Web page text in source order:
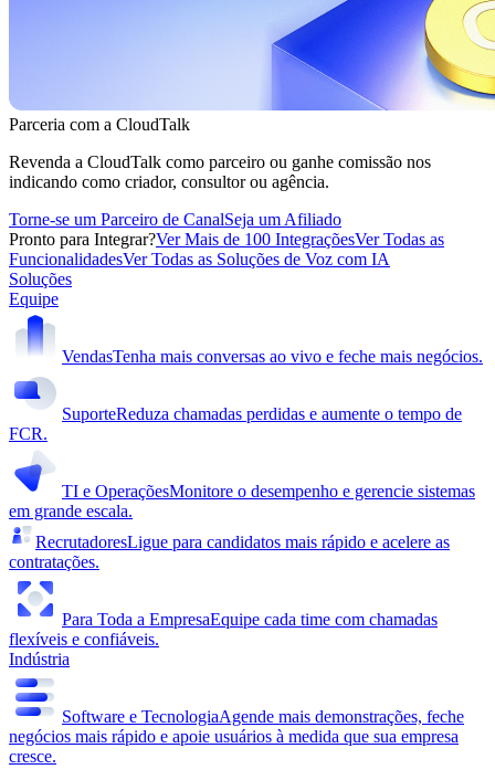
Parceria com a CloudTalk
Revenda a CloudTalk como parceiro ou ganhe comissão nos
indicando como criador, consultor ou agência.
Torne-se um Parceiro de CanalSeja um Afiliado
Pronto para Integrar?Ver Mais de 100 IntegraçõesVer Todas as
FuncionalidadesVer Todas as Soluções de Voz com IA
Soluções
Equipe
VendasTenha mais conversas ao vivo e feche mais negócios.
SuporteReduza chamadas perdidas e aumente o tempo de
FCR.
TI e OperaçõesMonitore o desempenho e gerencie sistemas
em grande escala.
RecrutadoresLigue para candidatos mais rápido e acelere as
contratações.
Para Toda a EmpresaEquipe cada time com chamadas
flexíveis e confiáveis.
Indústria
Software e TecnologiaAgende mais demonstrações, feche
negócios mais rápido e apoie usuários à medida que sua empresa
cresce.